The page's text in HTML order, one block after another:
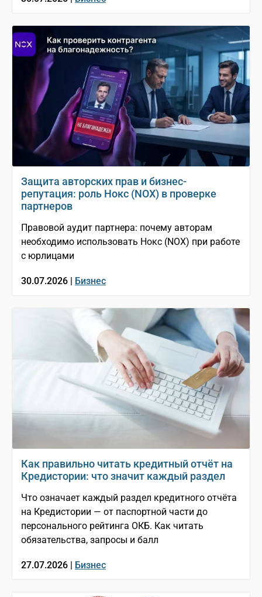
Защита авторских прав и бизнес-
репутация: роль Нокс (NOX) в проверке
партнеров
Правовой аудит партнера: почему авторам
необходимо использовать Нокс (NOX) при работе
с юрлицами
30.07.2026 | Бизнес
Как правильно читать кредитный отчёт на
Кредистории: что значит каждый раздел
Что означает каждый раздел кредитного отчёта
на Кредистории — от паспортной части до
персонального рейтинга ОКБ. Как читать
обязательства, запросы и балл
27.07.2026 | Бизнес